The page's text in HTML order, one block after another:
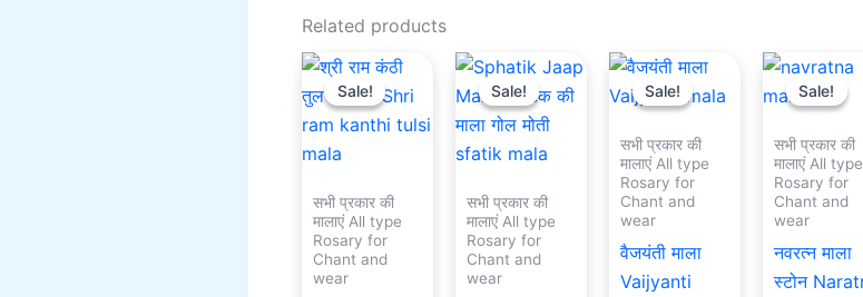
Related products
Sale!
Sale!
सभी प्रकार की
मालाएं All type
Rosary for
Chant and
wear
Original
was:
₹601.00.
Current
is:
₹400.00.
Sale!
Sale!
सभी प्रकार की
मालाएं All type
Rosary for
Chant and
wear
Original
price
was:
₹1,500.00.
Current
price
is:
₹1,100.00.
Sale!
Sale!
सभी प्रकार की
मालाएं All type
Rosary for
Chant and
wear
वैजयंती माला
Vaijyanti
Original
was:
Current
is:
Sale!
Sale!
सभी प्रकार की
मालाएं All type
Rosary for
Chant and
wear
नवरत्न माला
स्टोन
price
was:
is: